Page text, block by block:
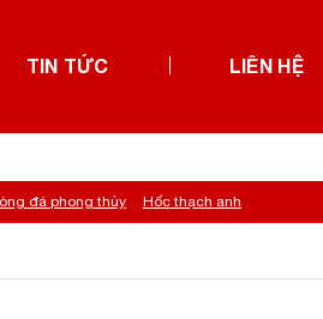
TIN TỨC LIÊN HỆ
đá phong thủy Hốc thạch anh